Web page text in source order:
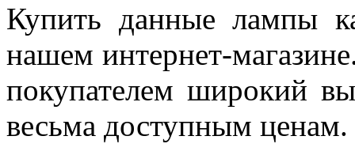
Купить данные лампы
нашем интернет-
покупателем широкий
весьма доступным ценам.